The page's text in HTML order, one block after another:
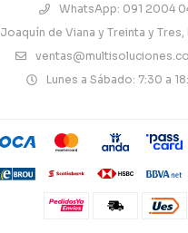
WhatsApp: 091 2004
Joaquín de Viana y Treinta y
Lunes a Sábado: 7:30 a